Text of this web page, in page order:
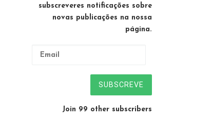
subscreveres notificações sobre
novas publicações na nossa
página.
SUBSCREVE
Join 99 other subscribers